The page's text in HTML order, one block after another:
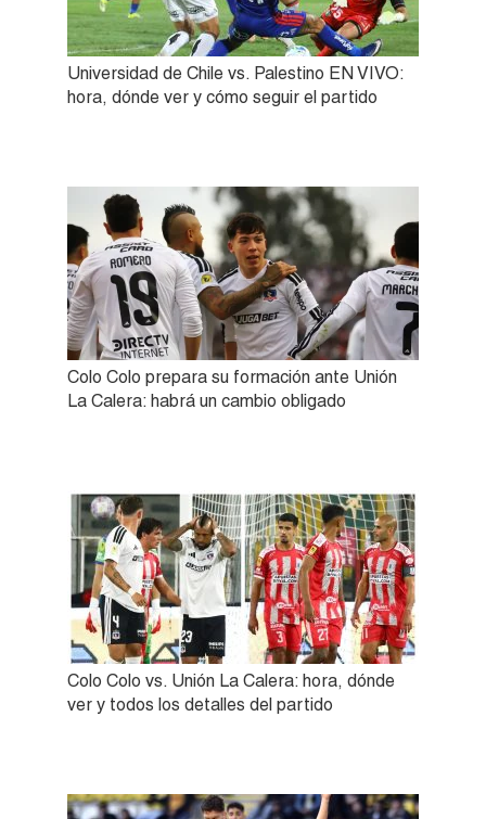
Universidad de Chile vs. Palestino EN VIVO:
hora, dónde ver y cómo seguir el partido
Colo Colo prepara su formación ante Unión
La Calera: habrá un cambio obligado
Colo Colo vs. Unión La Calera: hora, dónde
ver y todos los detalles del partido